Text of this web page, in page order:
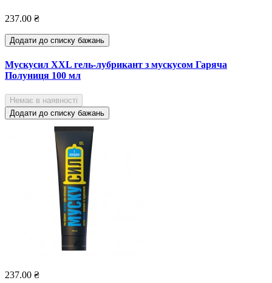
237.00 ₴
Додати до списку бажань
Мускусил XXL гель-лубрикант з мускусом Гаряча
Полуниця 100 мл
Немає в наявності
Додати до списку бажань
237.00 ₴